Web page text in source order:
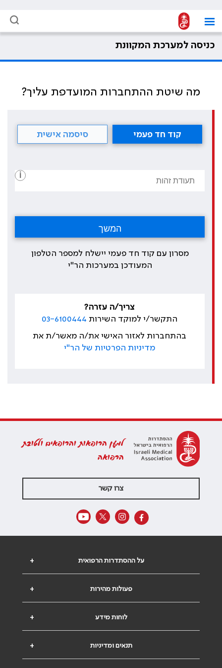
כניסה למערכת המקוונת
מה שיטת ההתחברות המועדפת עליך?
קוד חד פעמי סיסמה אישית
i
מסרון עם קוד חד פעמי יישלח למספר הטלפון
המעודכן במערכות הר"י
צריך/ה עזרה?
התקשר/י למוקד השירות 03-6100444
בהתחברות לאזור האישי את/ה מאשר/ת את
מדיניות הפרטיות של הר"י
למען הרופאות והרופאים ולטובת
הרפואה
צרו קשר
+ על ההסתדרות הרפואית
+ פעולות מהירות
+ לוחות מידע
+ תנאים ומדיניות